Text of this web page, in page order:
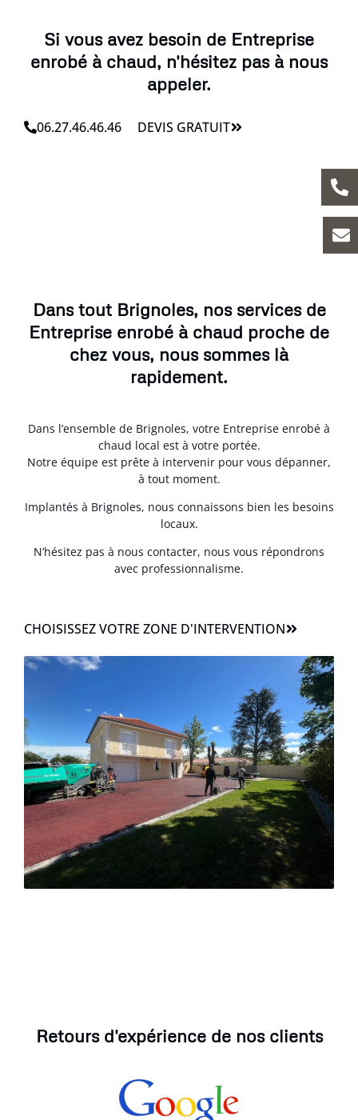
Si vous avez besoin de Entreprise
enrobé à chaud, n'hésitez pas à nous
appeler.
06.27.46.46.46 DEVIS GRATUIT
Dans tout Brignoles, nos services de
Entreprise enrobé à chaud proche de
chez vous, nous sommes là
rapidement.
Dans l’ensemble de Brignoles, votre Entreprise enrobé à
chaud local est à votre portée.
Notre équipe est prête à intervenir pour vous dépanner,
à tout moment.
Implantés à Brignoles, nous connaissons bien les besoins
locaux.
N’hésitez pas à nous contacter, nous vous répondrons
avec professionnalisme.
CHOISISSEZ VOTRE ZONE D'INTERVENTION
Retours d'expérience de nos clients